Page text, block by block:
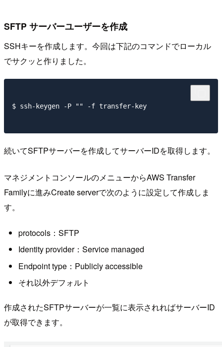
SFTP サーバーユーザーを作成
SSHキーを作成します。今回は下記のコマンドでローカル
でサクッと作りました。
$ ssh-keygen -P "" -f transfer-key
続いてSFTPサーバーを作成してサーバーIDを取得します。
マネジメントコンソールのメニューからAWS Transfer
Familyに進みCreate serverで次のように設定して作成しま
す。
protocols：SFTP
Identity provider：Service managed
Endpoint type：Publicly accessible
それ以外デフォルト
作成されたSFTPサーバーが一覧に表示されればサーバーID
が取得できます。